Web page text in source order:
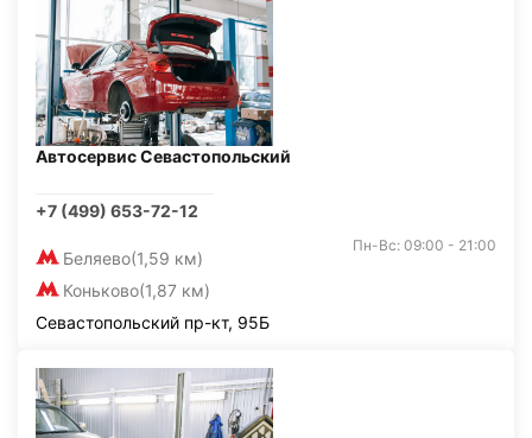
Автосервис Севастопольский
+7 (499) 653-72-12
Беляево(1,59 км)
Коньково(1,87 км)
Пн-Вс: 09:00 - 21:00
Севастопольский пр-кт, 95Б